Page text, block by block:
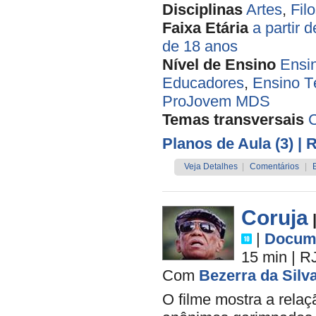
Disciplinas Artes,
Faixa Etária a partir
de 18 anos
Nível de Ensino
Educadores, Ensino
ProJovem MDS
Temas transversais
Planos de Aula (3) |
Veja Detalhes Comentários
Coruja
|
15 min |
Com Bezerra da
O filme mostra a